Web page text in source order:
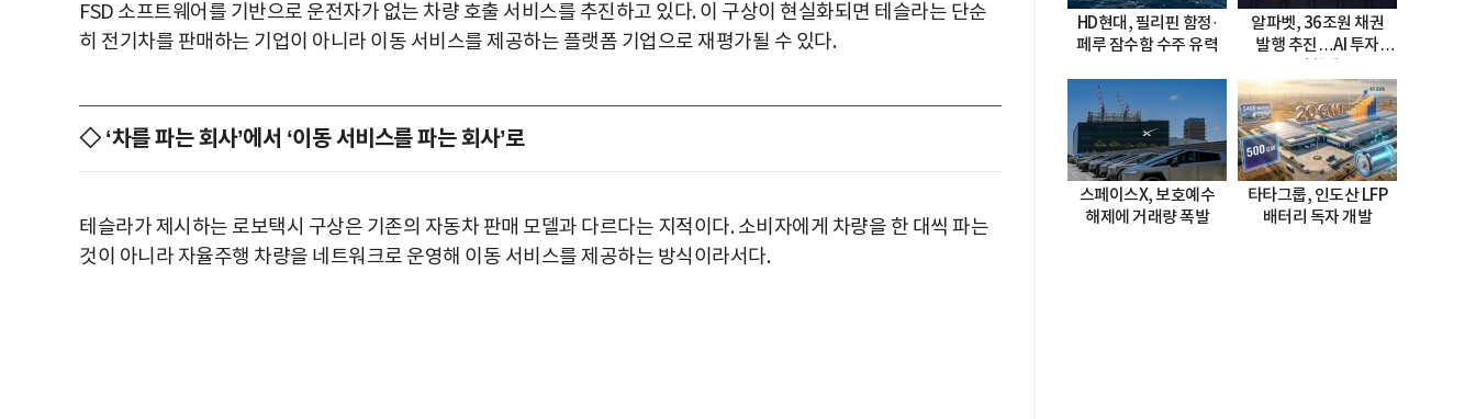
FSD 소프트웨어를 기반으로 운전자가 없는 차량 호출 서비스를 추진하고 있다. 이 구상이 현실화되면 테슬라는 단순
히 전기차를 판매하는 기업이 아니라 이동 서비스를 제공하는 플랫폼 기업으로 재평가될 수 있다.
◇ ‘차를 파는 회사’에서 ‘이동 서비스를 파는 회사’로
테슬라가 제시하는 로보택시 구상은 기존의 자동차 판매 모델과 다르다는 지적이다. 소비자에게 차량을 한 대씩 파는
것이 아니라 자율주행 차량을 네트워크로 운영해 이동 서비스를 제공하는 방식이라서다.
HD현대, 필리핀 함정·
페루 잠수함 수주 유력
알파벳, 36조원 채권
발행 추진…AI 투자
스페이스X, 보호예수
해제에 거래량 폭발
타타그룹, 인도산 LFP
배터리 독자 개발